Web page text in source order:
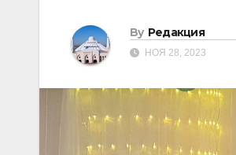
By Редакция
НОЯ 28, 2023